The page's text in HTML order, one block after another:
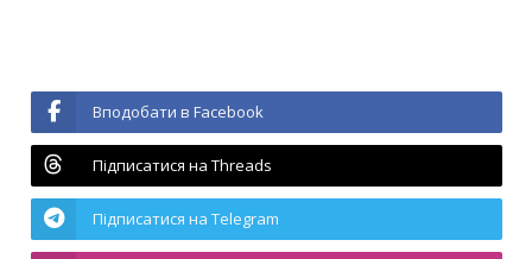
Вподобати в Facebook
Підписатися на Threads
Підписатися на Telegram